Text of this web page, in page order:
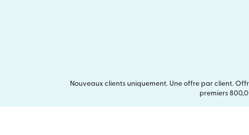
Nouveaux clients uniquement. Une offre par client.
premiers